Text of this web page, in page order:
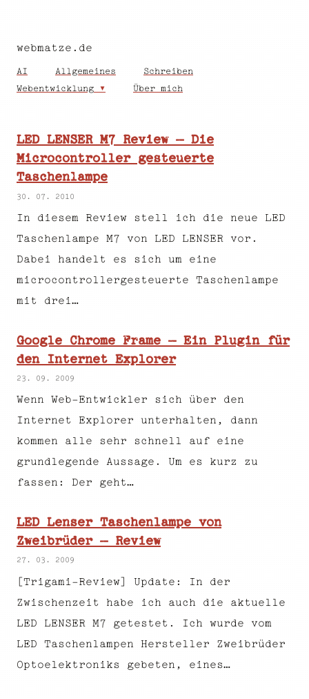
webmatze.de
AI Allgemeines Schreiben
Webentwicklung Über mich
LED LENSER M7 Review – Die
Microcontroller gesteuerte
Taschenlampe
30. 07. 2010
In diesem Review stell ich die neue LED
Taschenlampe M7 von LED LENSER vor.
Dabei handelt es sich um eine
microcontrollergesteuerte Taschenlampe
mit drei…
Google Chrome Frame – Ein Plugin für
den Internet Explorer
23. 09. 2009
Wenn Web-Entwickler sich über den
Internet Explorer unterhalten, dann
kommen alle sehr schnell auf eine
grundlegende Aussage. Um es kurz zu
fassen: Der geht…
LED Lenser Taschenlampe von
Zweibrüder – Review
27. 03. 2009
[Trigami-Review] Update: In der
Zwischenzeit habe ich auch die aktuelle
LED LENSER M7 getestet. Ich wurde vom
LED Taschenlampen Hersteller Zweibrüder
Optoelektroniks gebeten, eines…